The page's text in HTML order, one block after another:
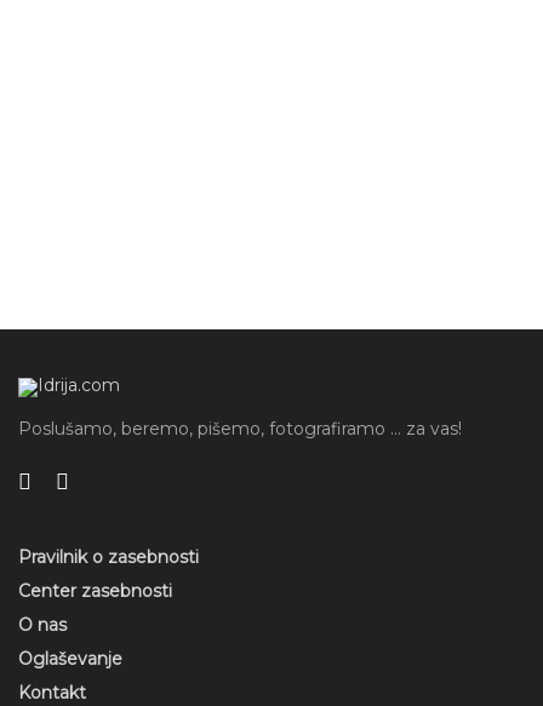
Poslušamo, beremo, pišemo, fotografiramo ... za vas!
Pravilnik o zasebnosti
Center zasebnosti
O nas
Oglaševanje
Kontakt